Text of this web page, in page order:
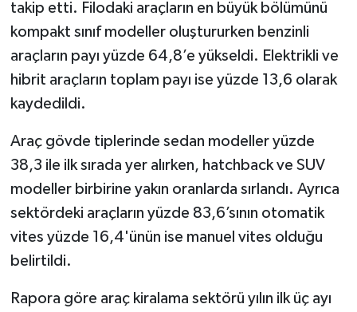
takip etti. Filodaki araçların en büyük bölümünü
kompakt sınıf modeller oluştururken benzinli
araçların payı yüzde 64,8’e yükseldi. Elektrikli ve
hibrit araçların toplam payı ise yüzde 13,6 olarak
kaydedildi.
Araç gövde tiplerinde sedan modeller yüzde
38,3 ile ilk sırada yer alırken, hatchback ve SUV
modeller birbirine yakın oranlarda sırlandı. Ayrıca
sektördeki araçların yüzde 83,6’sının otomatik
vites yüzde 16,4'ünün ise manuel vites olduğu
belirtildi.
Rapora göre araç kiralama sektörü yılın ilk üç ayı